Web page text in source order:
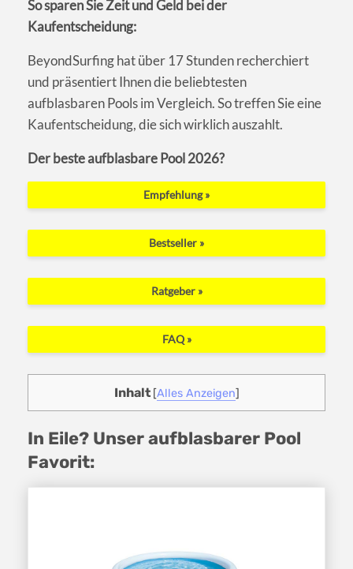
So sparen Sie Zeit und Geld bei der
Kaufentscheidung:
BeyondSurfing hat über 17 Stunden recherchiert
und präsentiert Ihnen die beliebtesten
aufblasbaren Pools im Vergleich. So treffen Sie eine
Kaufentscheidung, die sich wirklich auszahlt.
Der beste aufblasbare Pool 2026?
Empfehlung »
Bestseller »
Ratgeber »
FAQ »
Inhalt [Alles Anzeigen]
In Eile? Unser aufblasbarer Pool
Favorit: